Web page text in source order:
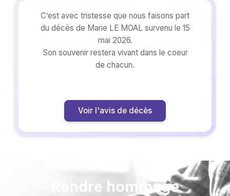
C’est avec tristesse que nous faisons part
du décès de Marie LE MOAL survenu le 15
mai 2026.
Son souvenir restera vivant dans le coeur
de chacun.
Voir l'avis de décès
Rendre hommage